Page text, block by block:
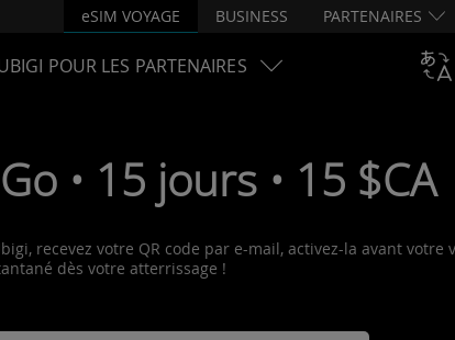
eSIM VOYAGE BUSINESS PARTENAIRES
POUR LES PARTENAIRES
• 15 jours • 15 $CA
recevez votre QR code par e-mail, activez-la avant
dès votre atterrissage !